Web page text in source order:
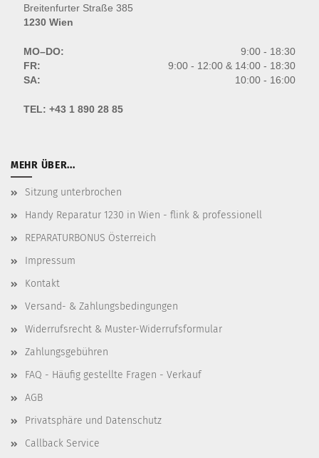
Breitenfurter Straße 385
1230 Wien
MO–DO:
9:00 - 18:30
FR:
9:00 - 12:00 & 14:00 - 18:30
SA:
10:00 - 16:00
TEL: +43 1 890 28 85
MEHR ÜBER...
Sitzung unterbrochen
Handy Reparatur 1230 in Wien - flink & professionell
REPARATURBONUS Österreich
Impressum
Kontakt
Versand- & Zahlungsbedingungen
Widerrufsrecht & Muster-Widerrufsformular
Zahlungsgebühren
FAQ - Häufig gestellte Fragen - Verkauf
AGB
Privatsphäre und Datenschutz
Callback Service